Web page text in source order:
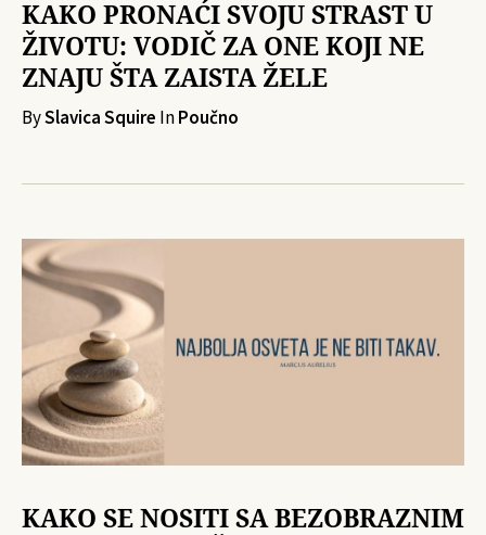
KAKO PRONAĆI SVOJU STRAST U
ŽIVOTU: VODIČ ZA ONE KOJI NE
ZNAJU ŠTA ZAISTA ŽELE
BySlavica Squire InPoučno
KAKO SE NOSITI SA BEZOBRAZNIM